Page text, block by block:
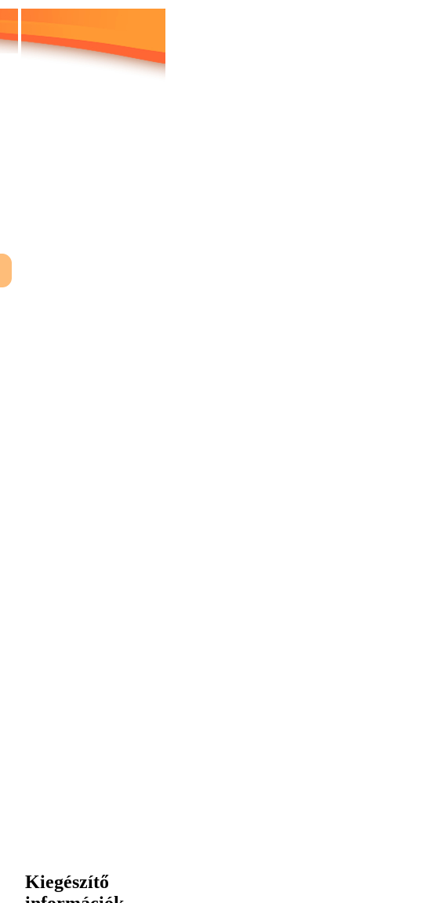
Kiegészítő